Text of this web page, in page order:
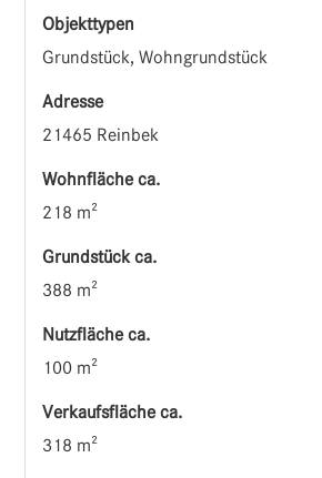
Objekttypen
Grundstück, Wohngrundstück
Adresse
21465 Reinbek
Wohnfläche ca.
218 m²
Grund­stück ca.
388 m²
Nutzfläche ca.
100 m²
Verkaufsfläche ca.
318 m²